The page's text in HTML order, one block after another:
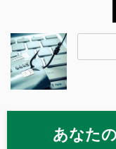
あなた